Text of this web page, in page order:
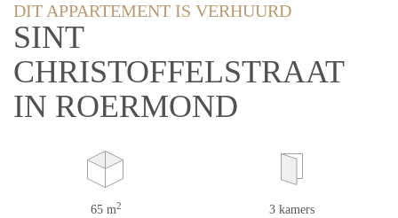
DIT APPARTEMENT IS VERHUURD
SINT
CHRISTOFFELSTRAAT
IN ROERMOND
65 m2 3 kamers